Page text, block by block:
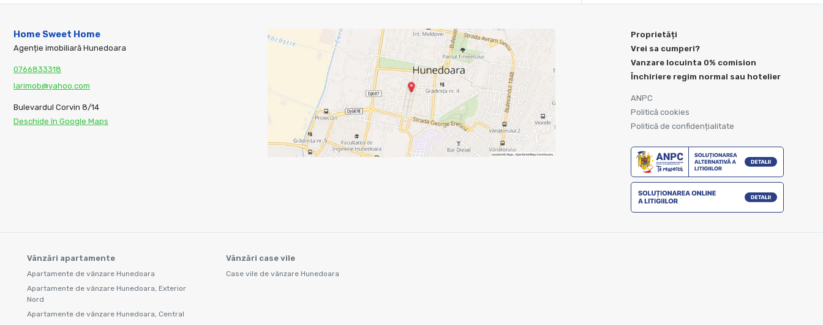
Home Sweet Home
Agenție imobiliară Hunedoara
0766833318
larimob@yahoo.com
Bulevardul Corvin 8/14
Deschide în Google Maps
Proprietăți
Vrei sa cumperi?
Vanzare locuinta 0% comision
Închiriere regim normal sau hotelier
ANPC
Politică cookies
Politică de confidențialitate
Vânzări apartamente
Apartamente de vânzare Hunedoara
Apartamente de vânzare Hunedoara, Exterior
Nord
Apartamente de vânzare Hunedoara, Central
Vânzări case vile
Case vile de vânzare Hunedoara